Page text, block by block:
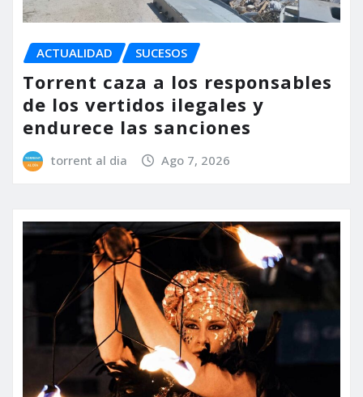
ACTUALIDAD SUCESOS
Torrent caza a los responsables
de los vertidos ilegales y
endurece las sanciones
torrent al dia Ago 7, 2026